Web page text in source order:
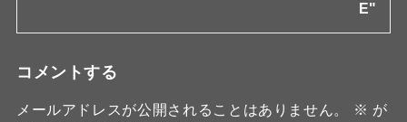
E"
コメントする
メールアドレスが公開されることはありません。 ※ が